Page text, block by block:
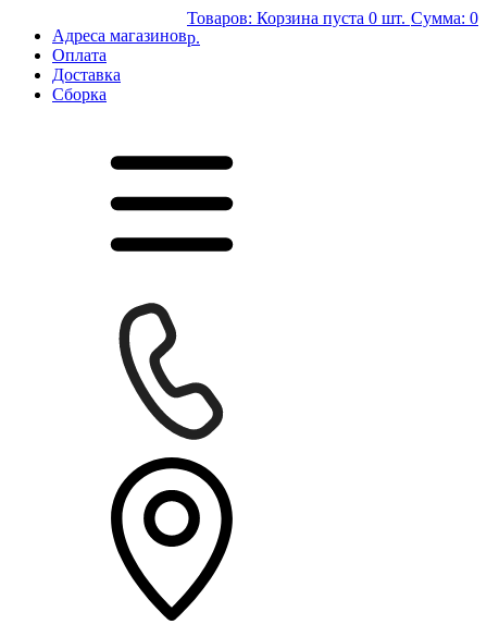
Адреса магазинов
Оплата
Доставка
Сборка
Товаров: Корзина пуста 0 шт. Сумма: 0
р.